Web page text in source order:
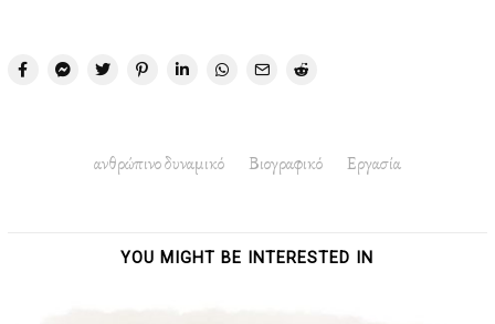
ανθρώπινο δυναμικό Βιογραφικό Εργασία
YOU MIGHT BE INTERESTED IN